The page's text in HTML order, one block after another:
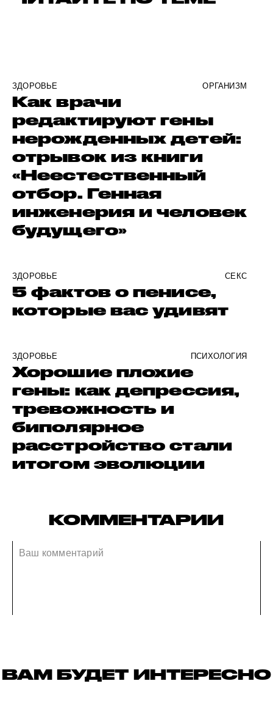
ЗДОРОВЬЕ ОРГАНИЗМ
Как врачи
редактируют гены
нерожденных детей:
отрывок из книги
«Неестественный
отбор. Генная
инженерия и человек
будущего»
ЗДОРОВЬЕ СЕКС
5 фактов о пенисе,
которые вас удивят
ЗДОРОВЬЕ ПСИХОЛОГИЯ
Хорошие плохие
гены: как депрессия,
тревожность и
биполярное
расстройство стали
итогом эволюции
КОММЕНТАРИИ
ВАМ БУДЕТ ИНТЕРЕСНО